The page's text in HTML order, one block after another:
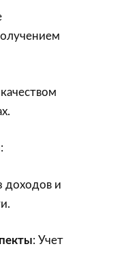
:
доходов и
: Учет